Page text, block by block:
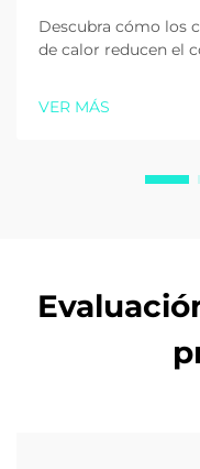
Descubra cómo los
de calor reducen el
costos de agua
qué compañías
VER MÁS